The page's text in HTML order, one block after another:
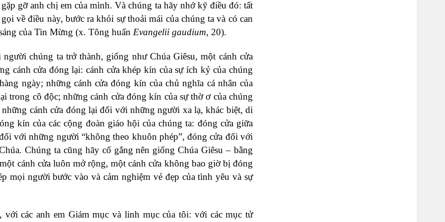
gỡ anh chị em của mình. Và chúng ta hãy nhớ kỹ điều đó: tất
về điều này, bước ra khỏi sự thoải mái của chúng ta và có can
của Tin Mừng (x. Tông huấn Evangelii gaudium, 20).
chúng ta trở thành, giống như Chúa Giêsu, một cánh cửa
cánh cửa đóng lại: cánh cửa khép kín của sự ích kỷ của chúng
ngày; những cánh cửa đóng kín của chủ nghĩa cá nhân của
trong cô độc; những cánh cửa đóng kín của sự thờ ơ của chúng
cánh cửa đóng lại đối với những người xa lạ, khác biệt, di
kín của các cộng đoàn giáo hội của chúng ta: đóng cửa giữa
với những người “không theo khuôn phép”, đóng cửa đối với
Chúng ta cũng hãy cố gắng nên giống Chúa Giêsu – bằng
cánh cửa luôn mở rộng, một cánh cửa không bao giờ bị đóng
mọi người bước vào và cảm nghiệm vẻ đẹp của tình yêu và sự
các anh em Giám mục và linh mục của tôi: với các mục tử